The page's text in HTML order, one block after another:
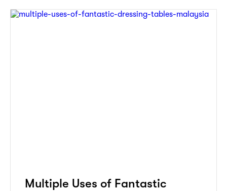
Multiple Uses of Fantastic